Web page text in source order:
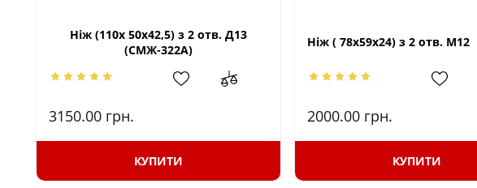
Ніж (110х 50х42,5) з 2 отв. Д13
(СМЖ-322А)
3150.00 грн.
КУПИТИ
Ніж ( 78х59х24) з 2 отв. М12
2000.00 грн.
КУПИТИ